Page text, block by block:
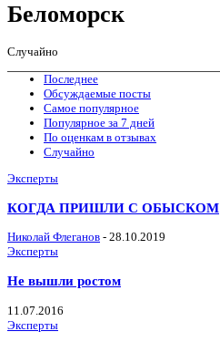
Беломорск
Случайно
Последнее
Обсуждаемые посты
Самое популярное
Популярное за 7 дней
По оценкам в отзывах
Случайно
Эксперты
КОГДА ПРИШЛИ С ОБЫСКОМ
Николай Флеганов - 28.10.2019
Эксперты
Не вышли ростом
11.07.2016
Эксперты